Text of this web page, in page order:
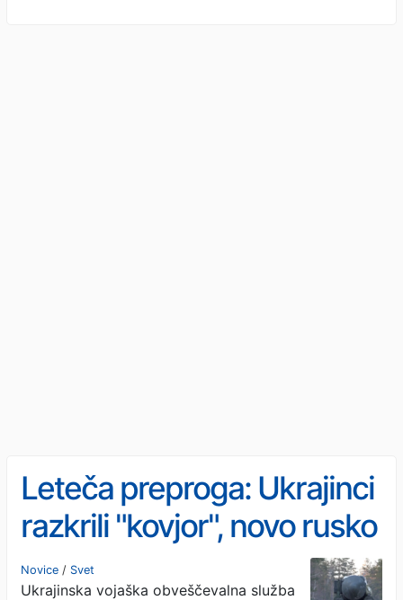
Leteča preproga: Ukrajinci
razkrili "kovjor", novo rusko
raketo
Novice / Svet
Ukrajinska vojaška obveščevalna služba